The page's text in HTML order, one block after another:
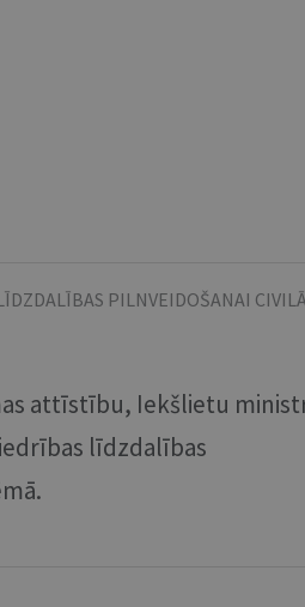
PILNVEIDOŠANAI
attīstību, Iekšlietu
līdzdalības